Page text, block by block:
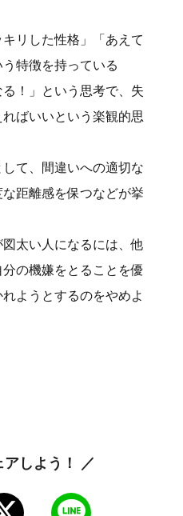
リした性格」「あえて
特徴を持っている
！」という思考で、失
ばいいという楽観的思
て、間違いへの適切な
距離感を保つなどが挙
太い人になるには、他
の機嫌をとることを優
ようとするのをやめよ
アしよう！ ／